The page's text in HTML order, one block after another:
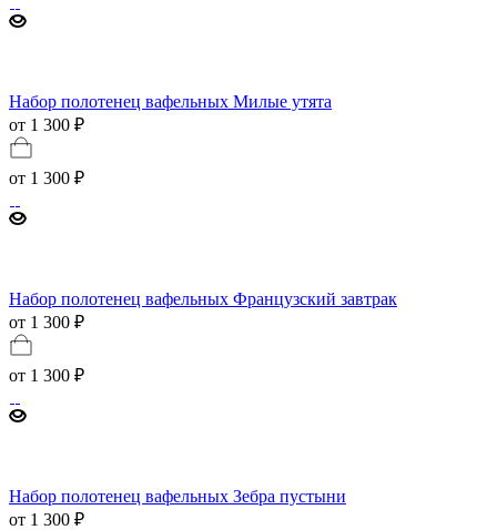
Набор полотенец вафельных Милые утята
от 1 300 ₽
от 1 300 ₽
Набор полотенец вафельных Французский завтрак
от 1 300 ₽
от 1 300 ₽
Набор полотенец вафельных Зебра пустыни
от 1 300 ₽